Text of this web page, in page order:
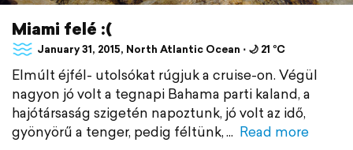
Miami felé :(
January 31, 2015, North Atlantic Ocean ⋅ 🌙 21 °C
Elmúlt éjfél- utolsókat rúgjuk a cruise-on. Végül
nagyon jó volt a tegnapi Bahama parti kaland, a
hajótársaság szigetén napoztunk, jó volt az idő,
gyönyörű a tenger, pedig féltünk,
Read more